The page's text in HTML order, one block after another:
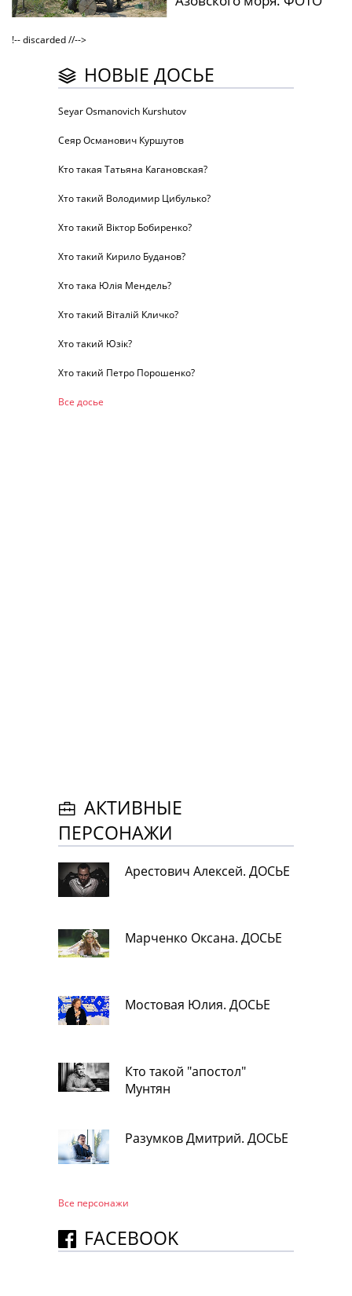
!-- discarded //-->
НОВЫЕ ДОСЬЕ
Seyar Osmanovich Kurshutov
Сеяр Османович Куршутов
Кто такая Татьяна Кагановская?
Хто такий Володимир Цибулько?
Хто такий Віктор Бобиренко?
Хто такий Кирило Буданов?
Хто така Юлія Мендель?
Хто такий Віталій Кличко?
Хто такий Юзік?
Хто такий Петро Порошенко?
Все досье
АКТИВНЫЕ
ПЕРСОНАЖИ
Арестович Алексей. ДОСЬЕ
Марченко Оксана. ДОСЬЕ
Мостовая Юлия. ДОСЬЕ
Кто такой "апостол"
Мунтян
Разумков Дмитрий. ДОСЬЕ
Все персонажи
FACEBOOK